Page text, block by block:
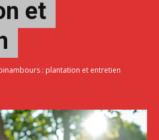
et
: plantation et entretien